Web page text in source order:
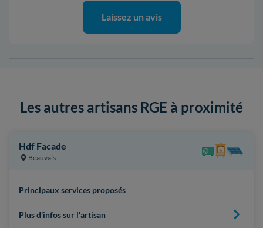
Laissez un avis
Les autres artisans RGE à proximité
Hdf Facade
Beauvais
Principaux services proposés
Plus d'infos sur l'artisan